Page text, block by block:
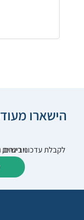
הישארו
לקבלת עדכוני רישום,